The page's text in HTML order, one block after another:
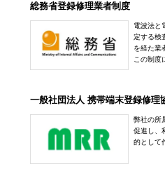
総務省登録修理業者制度
電波法と
定する検
を経た業
この制度
一般社団法人 携帯端末登録修理
弊社の所
促進し、
的として